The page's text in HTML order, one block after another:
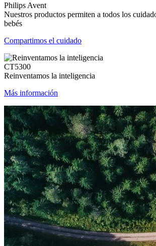
Philips Avent
Nuestros productos permiten a todos los
bebés
Compartimos el cuidado
CT5300
Reinventamos la inteligencia
Más información